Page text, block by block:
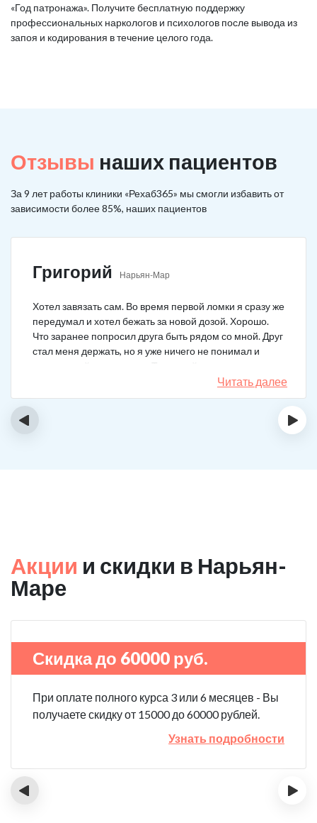
«Год патронажа». Получите бесплатную поддержку
профессиональных наркологов и психологов после вывода из
запоя и кодирования в течение целого года.
Отзывы наших пациентов
За 9 лет работы клиники «Рехаб365» мы смогли избавить от
зависимости более 85%, наших пациентов
Григорий Нарьян-Мар
Хотел завязать сам. Во время первой ломки я сразу же
передумал и хотел бежать за новой дозой. Хорошо.
Что заранее попросил друга быть рядом со мной. Друг
стал меня держать, но я уже ничего не понимал и
начал силой вырываться. Тогда мой товарищ просто
связан меня и позвонил в клинику. На дом приехал
нарколог, мне сделали какую-то капельницу, после
для прохождения курса реабилитации, так я и сделал.
Читать далее
‹ ›
Акции и скидки в Нарьян-
Маре
Скидка до 60000 руб.
При оплате полного курса 3 или 6 месяцев - Вы
получаете скидку от 15000 до 60000 рублей.
Узнать подробности
‹ ›